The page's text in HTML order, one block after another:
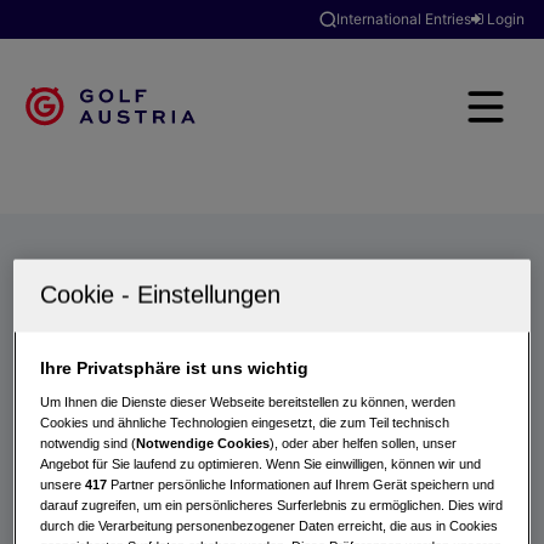
International Entries Login
Turniere
Ihre Privatsphäre ist uns wichtig
Um Ihnen die Dienste dieser Webseite bereitstellen zu können, werden
Cookies und ähnliche Technologien eingesetzt, die zum Teil technisch
notwendig sind (Notwendige Cookies), oder aber helfen sollen, unser
Angebot für Sie laufend zu optimieren. Wenn Sie einwilligen, können wir und
unsere417 Partner persönliche Informationen auf Ihrem Gerät speichern und
darauf zugreifen, um ein persönlicheres Surferlebnis zu ermöglichen. Dies wird
durch die Verarbeitung personenbezogener Daten erreicht, die aus in Cookies